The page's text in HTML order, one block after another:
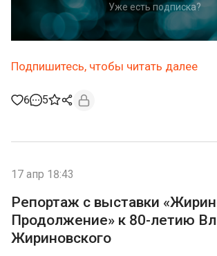
Уже есть подписка?
Подпишитесь, чтобы читать далее
6 5
17 апр 18:43
Репортаж с выставки
Продолжение» к 80-летию
Жириновского